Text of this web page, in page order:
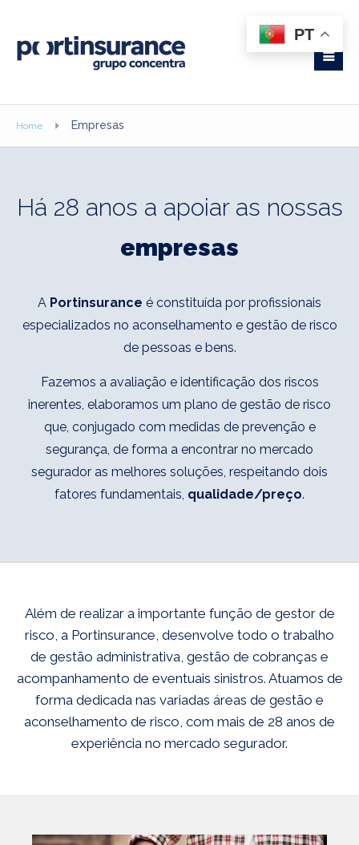
PT
Home Empresas
Há 28 anos a apoiar as nossas
empresas
A Portinsurance é constituída por profissionais
especializados no aconselhamento e gestão de risco
de pessoas e bens.
Fazemos a avaliação e identificação dos riscos
inerentes, elaboramos um plano de gestão de risco
que, conjugado com medidas de prevenção e
segurança, de forma a encontrar no mercado
segurador as melhores soluções, respeitando dois
fatores fundamentais, qualidade/preço.
Além de realizar a importante função de gestor de
risco, a Portinsurance, desenvolve todo o trabalho
de gestão administrativa, gestão de cobranças e
acompanhamento de eventuais sinistros. Atuamos de
forma dedicada nas variadas áreas de gestão e
aconselhamento de risco, com mais de 28 anos de
experiência no mercado segurador.